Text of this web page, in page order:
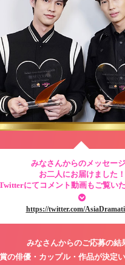
みなさんからのメッセー
お二人にお届けました！
にてコメント動画もご覧い
https://twitter.com/
みなさんからのご応募の結
の俳優・カップル・作品が決定い